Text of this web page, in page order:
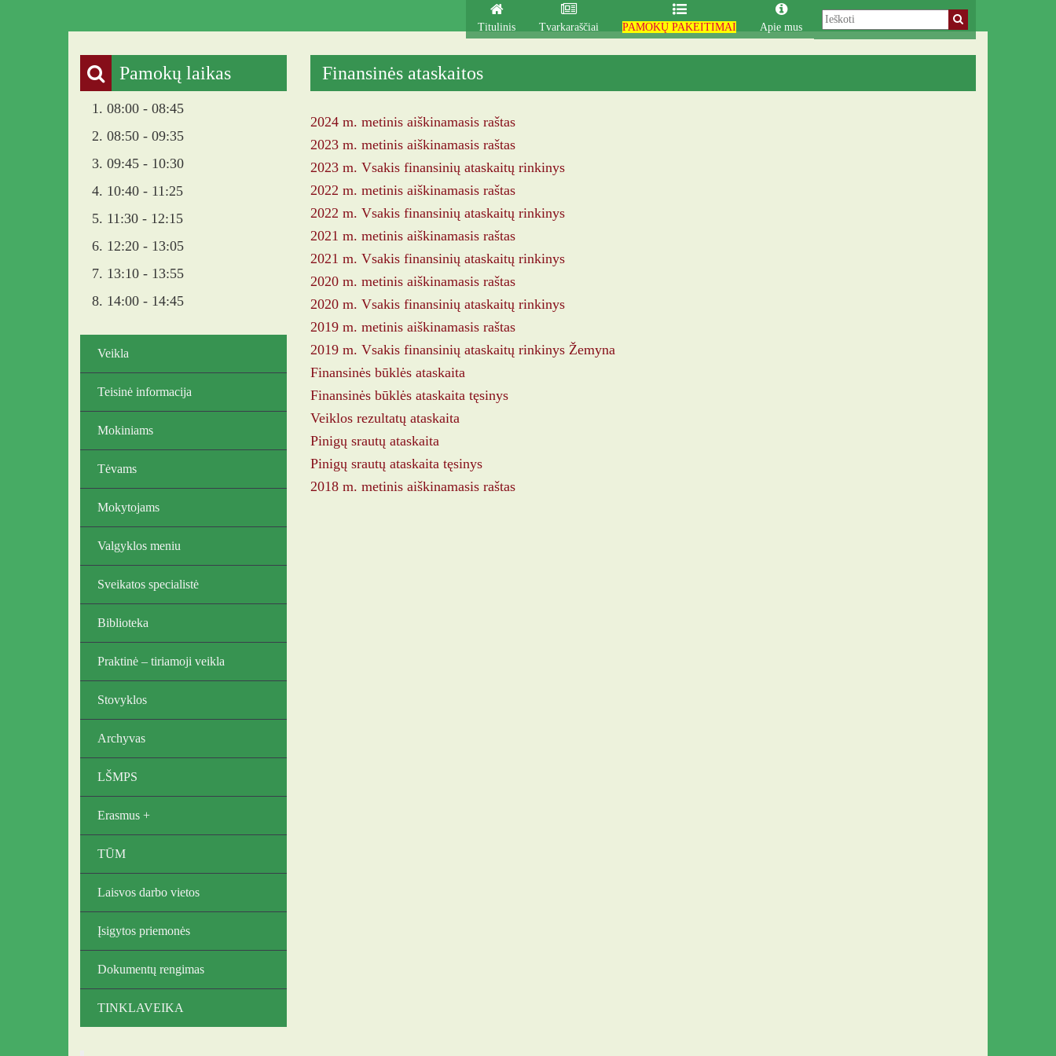
Titulinis Tvarkaraščiai PAMOKŲ PAKEITIMAI Apie mus
Pamokų laikas
1. 08:00 - 08:45
2. 08:50 - 09:35
3. 09:45 - 10:30
4. 10:40 - 11:25
5. 11:30 - 12:15
6. 12:20 - 13:05
7. 13:10 - 13:55
8. 14:00 - 14:45
Veikla
Teisinė informacija
Mokiniams
Tėvams
Mokytojams
Valgyklos meniu
Sveikatos specialistė
Biblioteka
Praktinė – tiriamoji veikla
Stovyklos
Archyvas
LŠMPS
Erasmus +
TŪM
Laisvos darbo vietos
Įsigytos priemonės
Dokumentų rengimas
TINKLAVEIKA
Finansinės ataskaitos
2024 m. metinis aiškinamasis raštas
2023 m. metinis aiškinamasis raštas
2023 m. Vsakis finansinių ataskaitų rinkinys
2022 m. metinis aiškinamasis raštas
2022 m. Vsakis finansinių ataskaitų rinkinys
2021 m. metinis aiškinamasis raštas
2021 m. Vsakis finansinių ataskaitų rinkinys
2020 m. metinis aiškinamasis raštas
2020 m. Vsakis finansinių ataskaitų rinkinys
2019 m. metinis aiškinamasis raštas
2019 m. Vsakis finansinių ataskaitų rinkinys Žemyna
Finansinės būklės ataskaita
Finansinės būklės ataskaita tęsinys
Veiklos rezultatų ataskaita
Pinigų srautų ataskaita
Pinigų srautų ataskaita tęsinys
2018 m. metinis aiškinamasis raštas